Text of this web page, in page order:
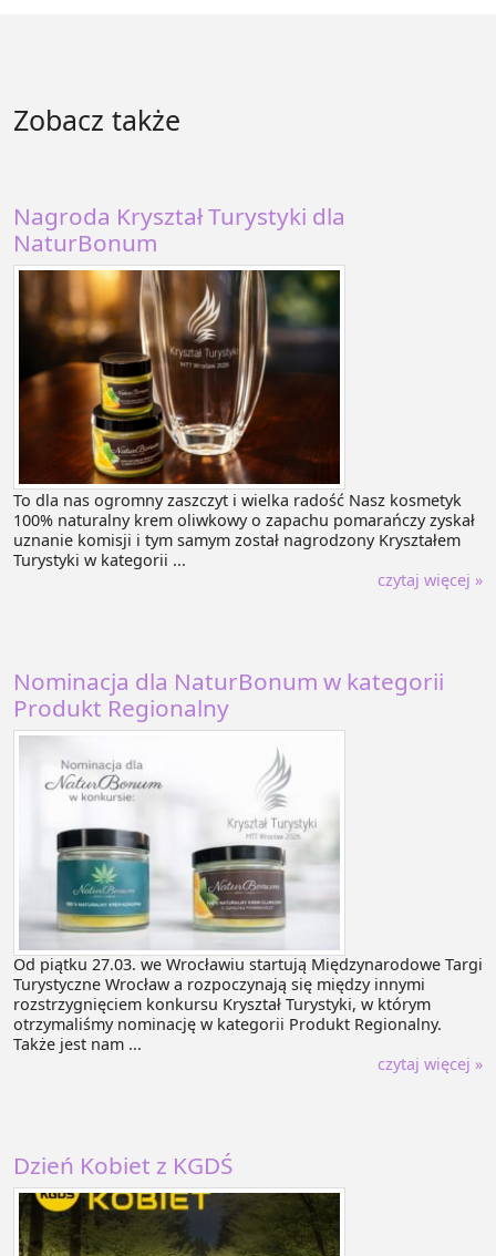
Zobacz także
Nagroda Kryształ Turystyki dla
NaturBonum
To dla nas ogromny zaszczyt i wielka radość Nasz kosmetyk
100% naturalny krem oliwkowy o zapachu pomarańczy zyskał
uznanie komisji i tym samym został nagrodzony Kryształem
Turystyki w kategorii ...
czytaj więcej »
Nominacja dla NaturBonum w kategorii
Produkt Regionalny
Od piątku 27.03. we Wrocławiu startują Międzynarodowe Targi
Turystyczne Wrocław a rozpoczynają się między innymi
rozstrzygnięciem konkursu Kryształ Turystyki, w którym
otrzymaliśmy nominację w kategorii Produkt Regionalny.
Także jest nam ...
czytaj więcej »
Dzień Kobiet z KGDŚ